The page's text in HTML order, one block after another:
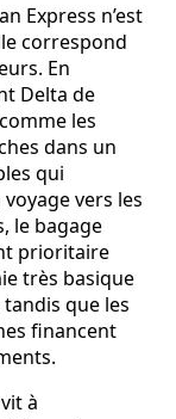
Express n’est
correspond
En
Delta de
les
dans un
qui
vers les
le bagage
prioritaire
très basique
que les
financent
à